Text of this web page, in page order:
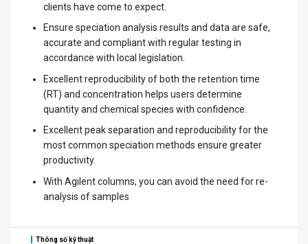
clients have come to expect.
Ensure speciation analysis results and data are safe,
accurate and compliant with regular testing in
accordance with local legislation.
Excellent reproducibility of both the retention time
(RT) and concentration helps users determine
quantity and chemical species with confidence.
Excellent peak separation and reproducibility for the
most common speciation methods ensure greater
productivity.
With Agilent columns, you can avoid the need for re-
analysis of samples
Thông số kỹ thuật